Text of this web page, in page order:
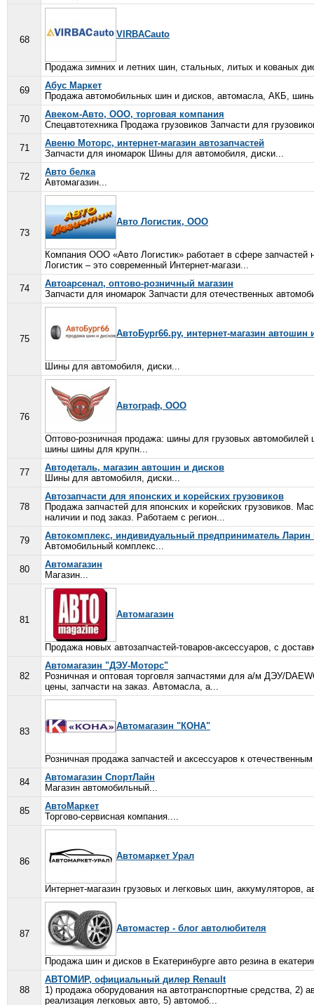
68
VIRBACauto
Продажа зимних и летних шин, стальных, литых и кованых
69
Абус Маркет
Продажа автомобильных шин и дисков, автомасла, АКБ,
70
Авеком-Авто, ООО, торговая компания
Спецавтотехника Продажа грузовиков Запчасти для
71
Авеню Моторс, интернет-магазин автозапчастей
Запчасти для иномарок Шины для автомобиля, диски...
72
Авто белка
Автомагазин...
73
Авто Логистик, ООО
Компания ООО «Авто Логистик» работает в сфере
Логистик – это современный Интернет-магази...
74
Автоарсенал, оптово-розничный магазин
Запчасти для иномарок Запчасти для отечественных
75
АвтоБург66.ру, интернет-магазин автошин
Шины для автомобиля, диски...
76
Автограф, ООО
Оптово-розничная продажа: шины для грузовых
шины шины для крупн...
77
Автодеталь, магазин автошин и дисков
Шины для автомобиля, диски...
78
Автозапчасти для японских и корейских грузовиков
Продажа запчастей для японских и корейских грузовиков.
наличии и под заказ. Работаем с регион...
79
Автокомплекс, индивидуальный предприниматель Ларин
Автомобильный комплекс...
80
Автомагазин
Магазин...
81
Автомагазин
Продажа новых автозапчастей-товаров-аксессуаров, с
82
Автомагазин "ДЭУ-Моторс"
Розничная и оптовая торговля запчастями для а/м ДЭУ/
цены, запчасти на заказ. Автомасла, а...
83
Автомагазин "КОНА"
Розничная продажа запчастей и аксессуаров к
84
Автомагазин СпортЛайн
Магазин автомобильный...
85
АвтоМаркет
Торгово-сервисная компания....
86
Автомаркет Урал
Интернет-магазин грузовых и легковых шин,
87
Автомастер - блог автолюбителя
Продажа шин и дисков в Екатеринбурге авто резина в
88
АВТОМИР, официальный дилер Renault
1) продажа оборудования на автотранспортные средства, 2)
реализация легковых авто, 5) автомоб...